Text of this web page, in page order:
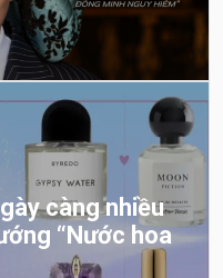
càng nhiều
“Nước hoa